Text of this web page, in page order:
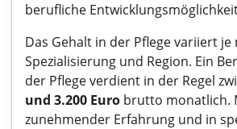
berufliche
Das Gehalt in der Pflege variiert je
Spezialisierung und Region. Ein
der Pflege verdient in der Regel
und 3.200 Euro brutto monatlich.
zunehmender Erfahrung und in